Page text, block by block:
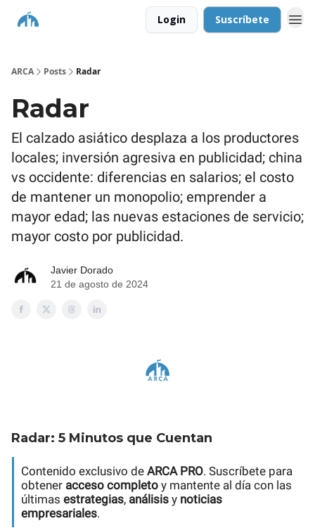
Login Suscríbete
ARCA Posts Radar
Radar
El calzado asiático desplaza a los productores
locales; inversión agresiva en publicidad; china
vs occidente: diferencias en salarios; el costo
de mantener un monopolio; emprender a
mayor edad; las nuevas estaciones de servicio;
mayor costo por publicidad.
Javier Dorado
21 de agosto de 2024
Radar: 5 Minutos que Cuentan
Contenido exclusivo de ARCA PRO. Suscríbete para
obtener acceso completo y mantente al día con las
últimas estrategias, análisis y noticias
empresariales.